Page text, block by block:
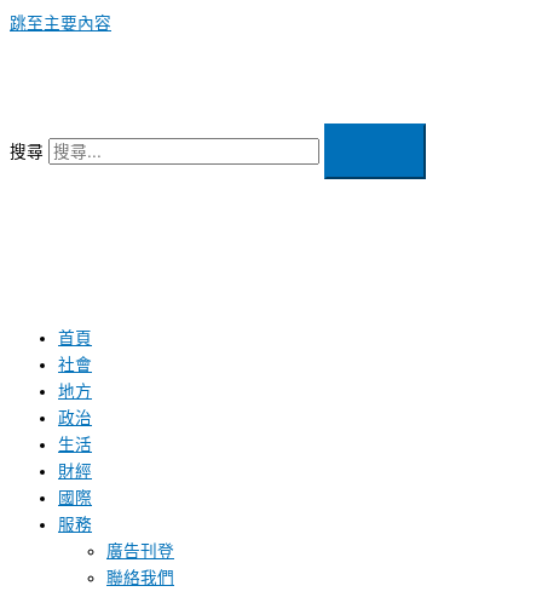
跳至主要內容
搜尋
首頁
社會
地方
政治
生活
財經
國際
服務
廣告刊登
聯絡我們